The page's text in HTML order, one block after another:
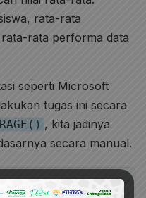
rata-rata
rata performa data
seperti Microsoft
tugas ini secara
, kita jadinya
secara manual.
Semua Nilai /